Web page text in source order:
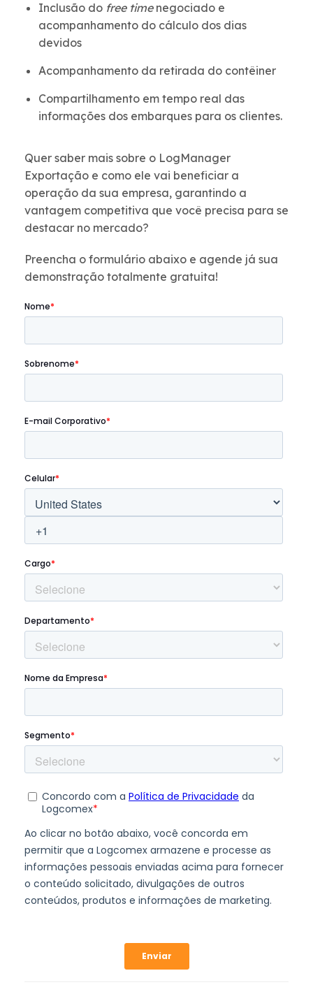
Inclusão do free timenegociado e
acompanhamento do cálculo dos dias
devidos
Acompanhamento da retirada do contêiner
Compartilhamento em tempo real das
informações dos embarques para os clientes.
Quer saber mais sobre o LogManager
Exportação e como ele vai beneficiar a
operação da sua empresa, garantindo a
vantagem competitiva que você precisa para se
destacar no mercado?
Preencha o formulário abaixo e agende já sua
demonstração totalmente gratuita!